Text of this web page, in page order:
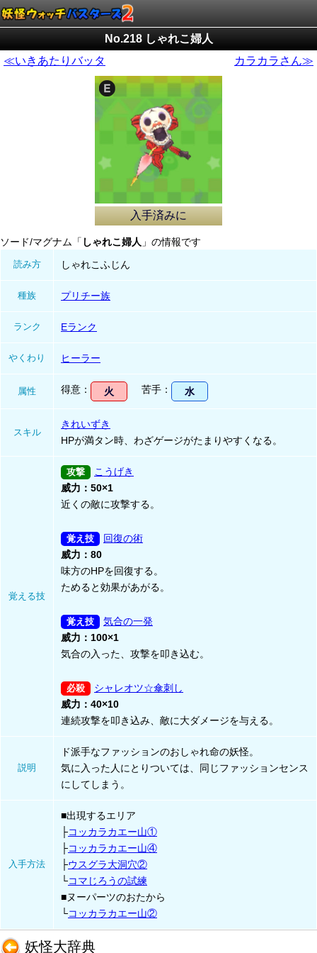
No.218 しゃれこ婦人
≪いきあたりバッタ
カラカラさん≫
入手済みに
ソード/マグナム「 しゃれこ婦人 」の情報です
読み方 しゃれこふじん
種族 プリチー族
ランク Eランク
やくわり ヒーラー
属性 得意 火 苦手 水
スキル
きれいずき
HPが満タン時、わざゲージがたまりやすくなる。
覚える技
こうげき
威力：50×1
近くの敵に攻撃する。
回復の術
威力：80
味方のHPを回復する。
ためると効果があがる。
気合の一発
威力：100×1
気合の入った、攻撃を叩き込む。
シャレオツ☆傘刺し
威力：40×10
連続攻撃を叩き込み、敵に大ダメージを与える。
説明
ド派手なファッションのおしゃれ命の妖怪。
気に入った人にとりついては、同じファッションセンス
にしてしまう。
入手方法
■出現するエリア
├コッカラカエー山①
├コッカラカエー山④
├ウスグラ大洞穴②
└コマじろうの試練
■ヌーパーツのおたから
└コッカラカエー山②
妖怪大辞典